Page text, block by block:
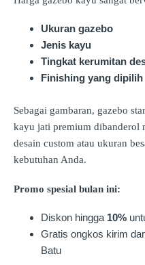
Ukuran gazebo
Jenis kayu
Tingkat kerumitan
Finishing yang dipilih
Sebagai gambaran, gazebo
kayu jati premium dibanderol
desain custom atau ukuran
kebutuhan Anda.
Promo spesial bulan ini:
Diskon hingga 10%
Gratis ongkos kirim
Batu